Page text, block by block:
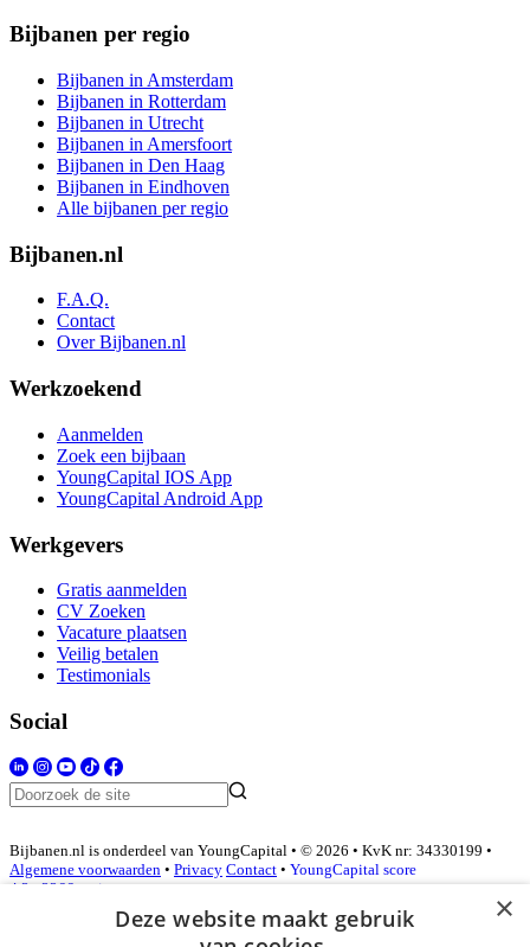
Bijbanen per regio
Bijbanen in Amsterdam
Bijbanen in Rotterdam
Bijbanen in Utrecht
Bijbanen in Amersfoort
Bijbanen in Den Haag
Bijbanen in Eindhoven
Alle bijbanen per regio
Bijbanen.nl
F.A.Q.
Contact
Over Bijbanen.nl
Werkzoekend
Aanmelden
Zoek een bijbaan
YoungCapital IOS App
YoungCapital Android App
Werkgevers
Gratis aanmelden
CV Zoeken
Vacature plaatsen
Veilig betalen
Testimonials
Social
Bijbanen.nl is onderdeel van YoungCapital • © 2026 • KvK nr: 34330199 •
Algemene voorwaarden • Privacy Contact • YoungCapital score
4.3 - 3366 reviews
×
Deze website maakt gebruik